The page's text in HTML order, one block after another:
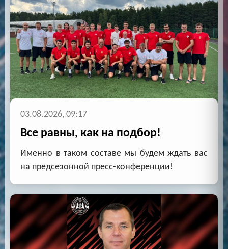
03.08.2026, 09:17
Все равны, как на подбор!
Именно в таком составе мы будем ждать вас
на предсезонной пресс-конференции!